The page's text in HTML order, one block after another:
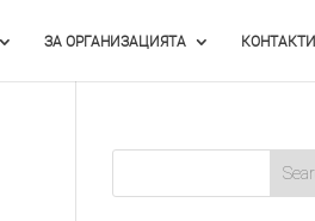
ЗА ОРГАНИЗАЦИЯТА КОНТАКТИ